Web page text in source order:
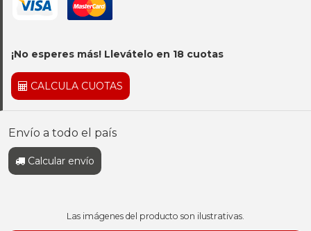
¡No esperes más! Llevátelo en 18 cuotas
CALCULA CUOTAS
Envío a todo el país
Calcular envío
Las imágenes del producto son ilustrativas.